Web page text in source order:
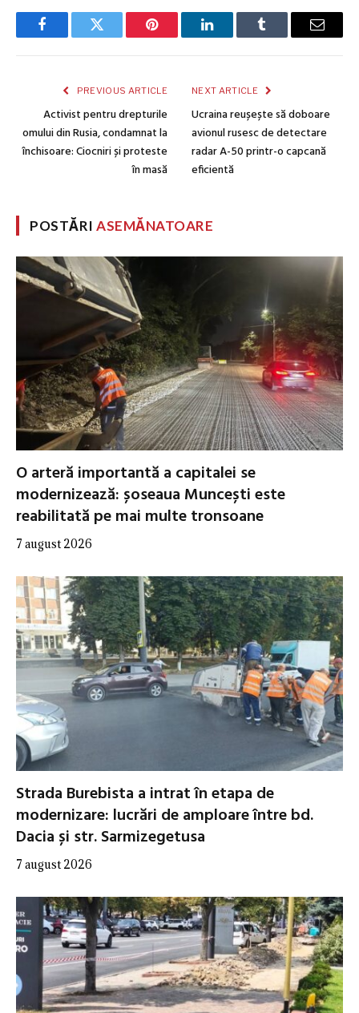
FacebookTwitter Pinterest LinkedInTumblr Email
PREVIOUS ARTICLE
Activist pentru drepturile
omului din Rusia, condamnat la
închisoare: Ciocniri și proteste
în masă
NEXT ARTICLE
Ucraina reușește să doboare
avionul rusesc de detectare
radar A-50 printr-o capcană
eficientă
POSTĂRIASEMĂNATOARE
O arteră importantă a capitalei se
modernizează: șoseaua Muncești este
reabilitată pe mai multe tronsoane
7 august 2026
Strada Burebista a intrat în etapa de
modernizare: lucrări de amploare între bd.
Dacia și str. Sarmizegetusa
7 august 2026